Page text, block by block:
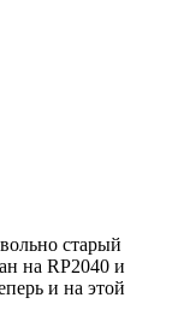
старый
на RP2040 и
и на этой